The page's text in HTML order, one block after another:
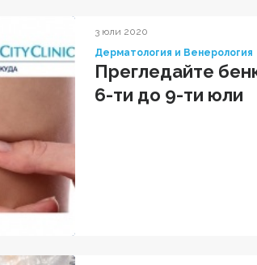
3 юли 2020
Дерматология и Венерология
Прегледайте
6-ти до 9-ти юли